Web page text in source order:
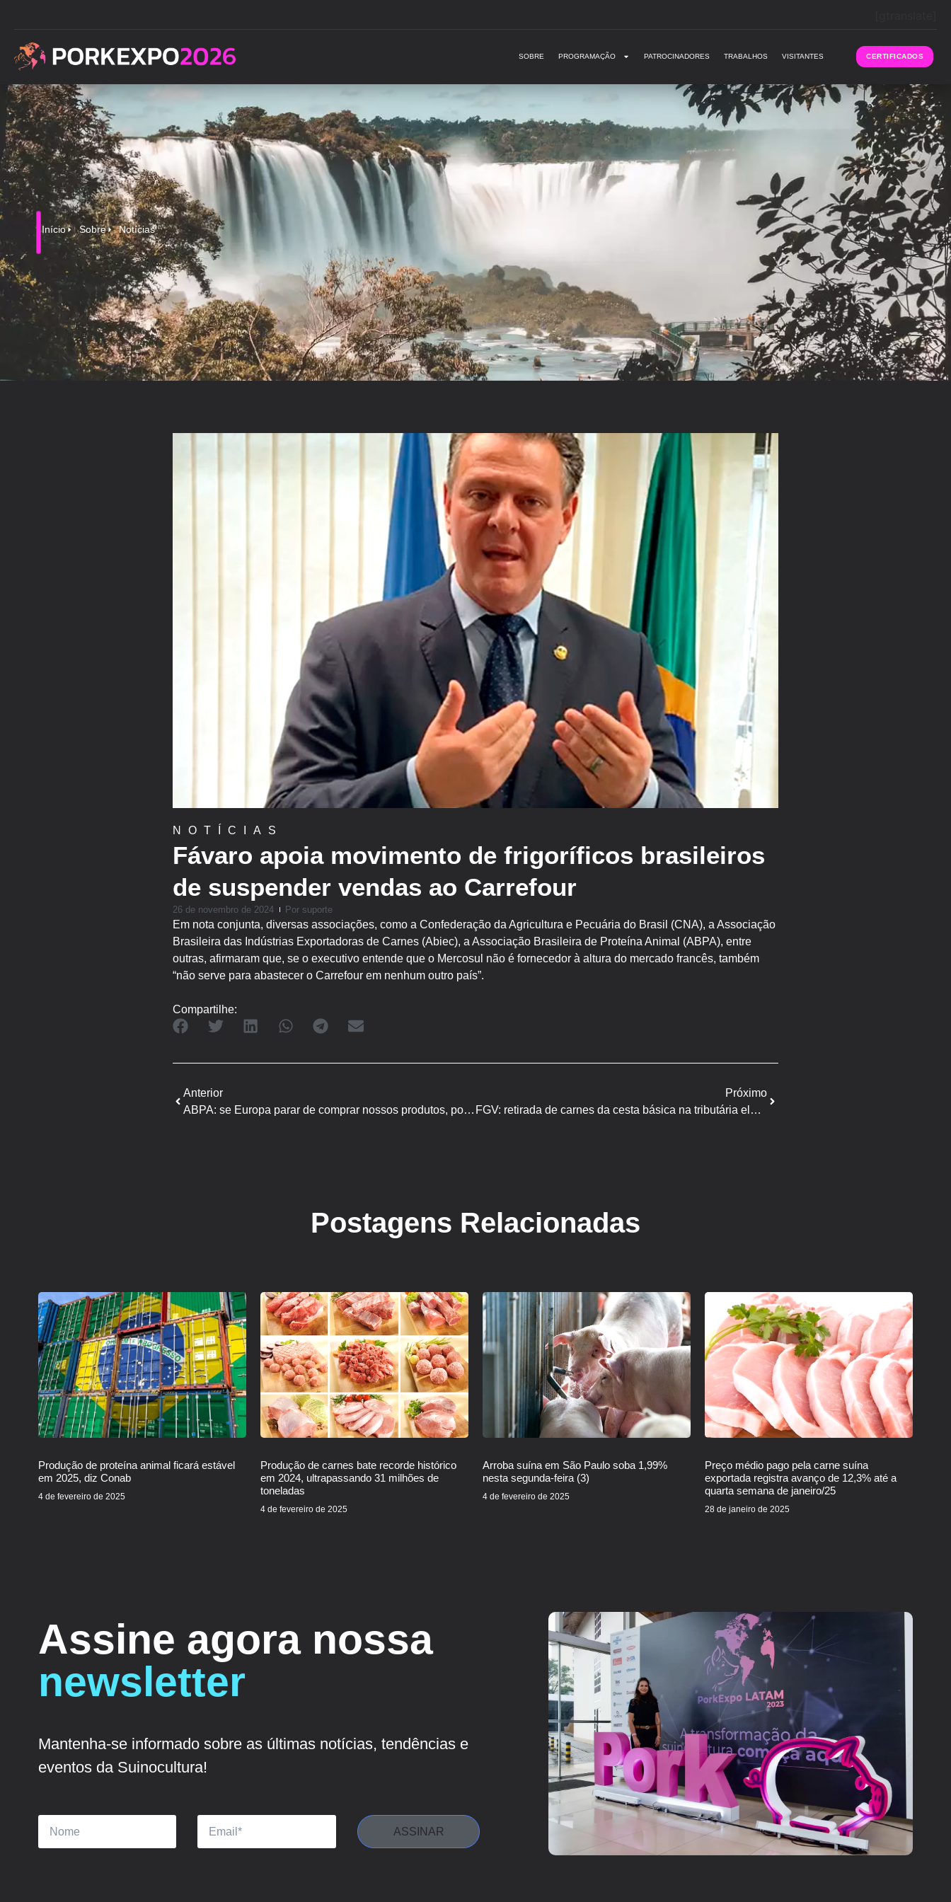
SOBRE PROGRAMAÇÃO PATROCINADORES TRABALHOS VISITANTES CERTIFICADOS
Início Sobre Notícias
NOTÍCIAS
Fávaro apoia movimento de frigoríficos brasileiros
de suspender vendas ao Carrefour
26 de novembro de 2024 Por suporte
Em nota conjunta, diversas associações, como a Confederação da Agricultura e Pecuária do Brasil (CNA), a Associação
Brasileira das Indústrias Exportadoras de Carnes (Abiec), a Associação Brasileira de Proteína Animal (ABPA), entre
outras, afirmaram que, se o executivo entende que o Mercosul não é fornecedor à altura do mercado francês, também
“não serve para abastecer o Carrefour em nenhum outro país”.
Compartilhe:
Anterior
ABPA: se Europa parar de comprar nossos produtos, pouca coisa aconteceria para nós
Próximo
FGV: retirada de carnes da cesta básica na tributária eleva preço ao consumidor em 10%
Postagens Relacionadas
Produção de proteína animal ficará estável
em 2025, diz Conab
4 de fevereiro de 2025
Produção de carnes bate recorde histórico
em 2024, ultrapassando 31 milhões de
toneladas
4 de fevereiro de 2025
Arroba suína em São Paulo soba 1,99%
nesta segunda-feira (3)
4 de fevereiro de 2025
Preço médio pago pela carne suína
exportada registra avanço de 12,3% até a
quarta semana de janeiro/25
28 de janeiro de 2025
Assine agora nossa
newsletter
Mantenha-se informado sobre as últimas notícias, tendências e
eventos da Suinocultura!
ASSINAR